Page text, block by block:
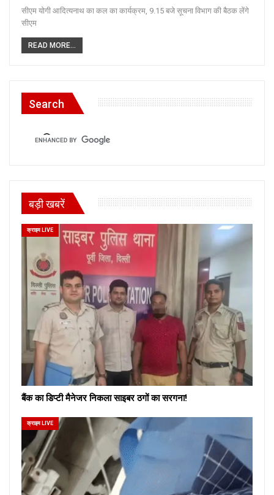
सीएम योगी आदित्यनाथ का कल का कार्यक्रम, 9.15 बजे सूचना विभाग की बैठक लेंगे
सीएम
READ MORE...
Search
बड़ी खबरें
क्राइम LIVE
बैंक का डिप्टी मैनेजर निकला साइबर ठगों का सरगना!
क्राइम LIVE